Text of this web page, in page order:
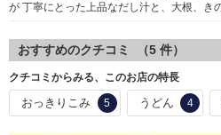
が 丁寧にとった上品なだし汁と、大根、き
おすすめのクチコミ （5 件）
クチコミからみる、このお店の特長
おっきりこみ 5 うどん 4